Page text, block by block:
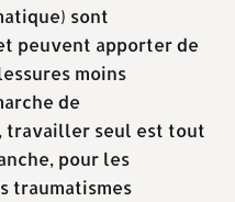
sont
peuvent apporter de
moins
de
travailler seul est tout
pour les
traumatismes